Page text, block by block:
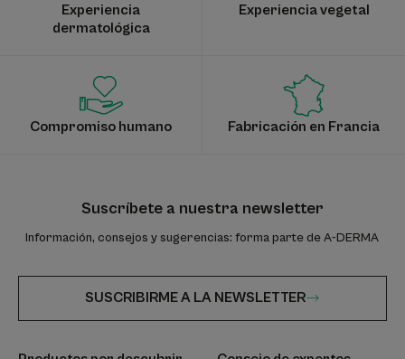
Experiencia
dermatológica
Experiencia vegetal
Compromiso humano Fabricación en Francia
Suscríbete a nuestra newsletter
Información, consejos y sugerencias: forma parte de A-DERMA
SUSCRIBIRME A LA NEWSLETTER